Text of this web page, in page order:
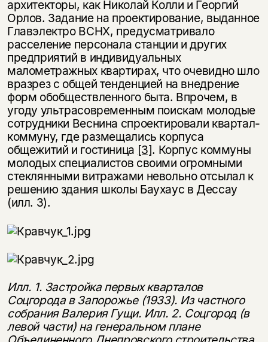
архитекторы, как Николай Колли и Георгий
Орлов. Задание на проектирование, выданное
Главэлектро ВСНХ, предусматривало
расселение персонала станции и других
предприятий в индивидуальных
малометражных квартирах, что очевидно шло
вразрез с общей тенденцией на внедрение
форм обобществленного быта. Впрочем, в
угоду ультрасовременным поискам молодые
сотрудники Веснина спроектировали квартал-
коммуну, где размещались корпуса
общежитий и гостиница [3]. Корпус коммуны
молодых специалистов своими огромными
стеклянными витражами невольно отсылал к
решению здания школы Баухаус в Дессау
(илл. 3).
Илл. 1. Застройка первых кварталов
Соцгорода в Запорожье (1933). Из частного
собрания Валерия Гущи. Илл. 2. Соцгород (в
левой части) на генеральном плане
Раз в неделю мы отправляем рассылку
о книгах и событиях «НЛО».
За подписку дарим промокод на
скидку 15%
Я соглашаюсь сПолитикой конфиденциальности
подписаться
Вы можете подписаться на
уведомления, и при поступлении книги
на склад получить письмо на указанный
электронный адрес.
Я соглашаюсь сПолитикой конфиденциальности
подписаться
Эта книга
не предназначена для
несовершеннолетних
Скажите, пожалуйста,
вам уже исполнилось 18 лет?
да
нет, вернуться назад